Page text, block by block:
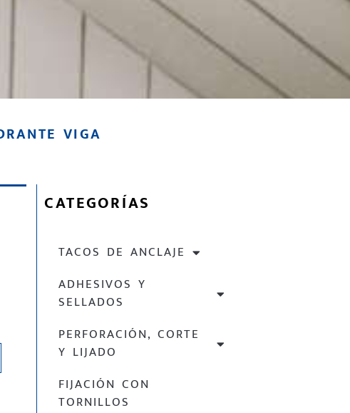
VIGA
CATEGORÍAS
TACOS DE ANCLAJE
ADHESIVOS Y
SELLADOS
PERFORACIÓN, CORTE
Y LIJADO
FIJACIÓN CON
TORNILLOS